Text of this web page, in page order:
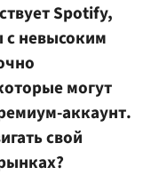
Spotify,
с невысоким
могут
аккаунт.
свой